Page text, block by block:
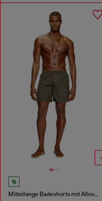
Mittellange Badeshorts mit Allover-Logo